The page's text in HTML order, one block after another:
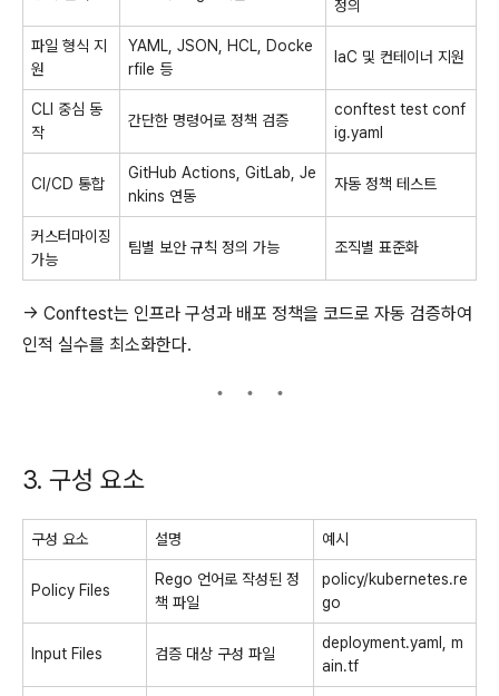
정의
파일 형식 지
원
YAML, JSON, HCL, Docke
rfile 등
IaC 및 컨테이너 지원
CLI 중심 동
작
간단한 명령어로 정책 검증
conftest test conf
ig.yaml
CI/CD 통합
GitHub Actions, GitLab, Je
nkins 연동
자동 정책 테스트
커스터마이징
가능
팀별 보안 규칙 정의 가능 조직별 표준화
→ Conftest는 인프라 구성과 배포 정책을 코드로 자동 검증하여
인적 실수를 최소화한다.
3. 구성 요소
구성 요소 설명 예시
Policy Files
Rego 언어로 작성된 정
책 파일
policy/kubernetes.re
go
Input Files 검증 대상 구성 파일
deployment.yaml , m
ain.tf